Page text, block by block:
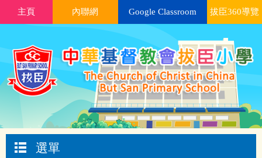
主頁 內聯網 Google Classroom 拔臣360導覽
選單